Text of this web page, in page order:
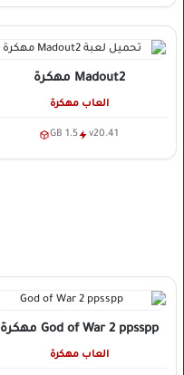
Madout2 مهكرة
العاب مهكرة
v20.41
1.5 GB
God of War 2 ppsspp مهكرة
العاب مهكرة